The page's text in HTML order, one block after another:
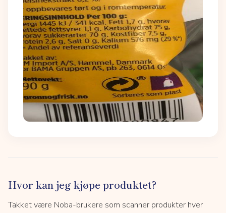
Hvor kan jeg kjøpe produktet?
Takket være Noba-brukere som scanner produkter hver